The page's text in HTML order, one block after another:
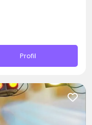
Profil